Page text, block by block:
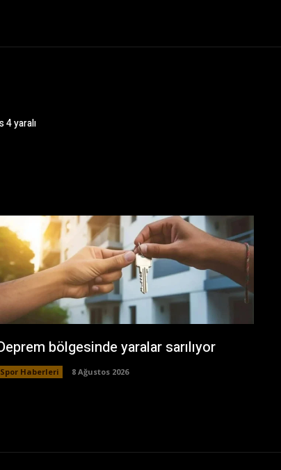
4 yaralı
bölgesinde yaralar sarılıyor
Spor Haberleri 8 Ağustos 2026